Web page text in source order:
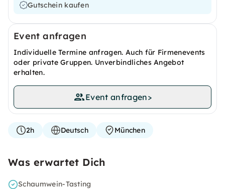
Gutschein kaufen
Event anfragen
Individuelle Termine anfragen. Auch für Firmenevents
oder private Gruppen. Unverbindliches Angebot
erhalten.
Event anfragen>
2h Deutsch München
Was erwartet Dich
Schaumwein-Tasting